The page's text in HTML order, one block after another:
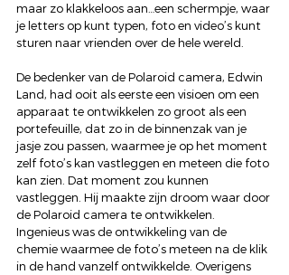
maar zo klakkeloos aan…een schermpje, waar
je letters op kunt typen, foto en video’s kunt
sturen naar vrienden over de hele wereld.
De bedenker van de Polaroid camera, Edwin
Land, had ooit als eerste een visioen om een
apparaat te ontwikkelen zo groot als een
portefeuille, dat zo in de binnenzak van je
jasje zou passen, waarmee je op het moment
zelf foto’s kan vastleggen en meteen die foto
kan zien. Dat moment zou kunnen
vastleggen. Hij maakte zijn droom waar door
de Polaroid camera te ontwikkelen.
Ingenieus was de ontwikkeling van de
chemie waarmee de foto’s meteen na de klik
in de hand vanzelf ontwikkelde. Overigens